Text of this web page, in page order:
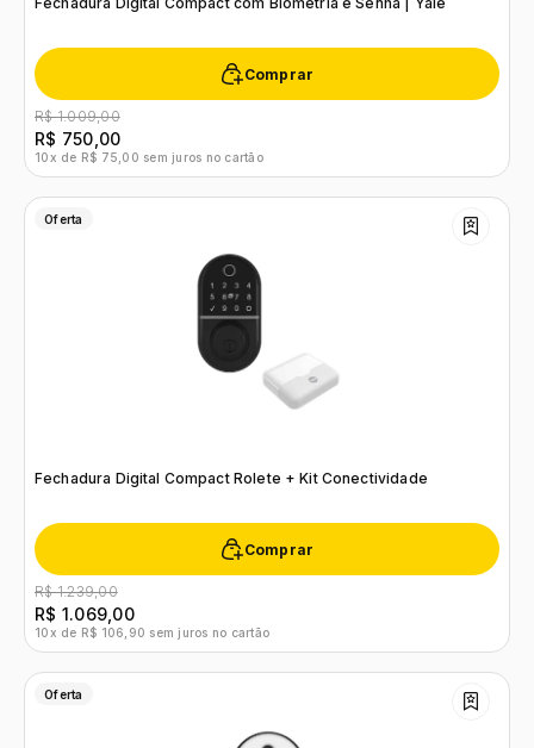
Comprar
R$ 1.009,00
R$ 750,00
10x de R$ 75,00 sem juros no cartão
Oferta
Fechadura Digital Compact Rolete + Kit Conectividade
Comprar
R$ 1.239,00
R$ 1.069,00
10x de R$ 106,90 sem juros no cartão
Oferta